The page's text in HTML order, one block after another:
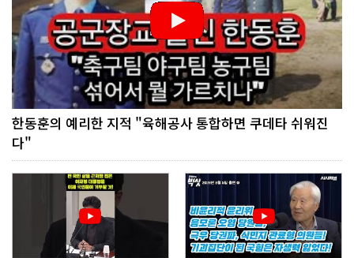
한동훈의 예리한 지적 "육해공사 통합하면 쿠데타 쉬워진
다"